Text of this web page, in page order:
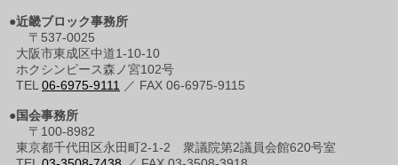
●近畿ブロック事務所
〒537-0025
大阪市東成区中道1-10-10
ホクシンピース森ノ宮102号
TEL 06-6975-9111 ／ FAX 06-6975-9115
●国会事務所
〒100-8982
東京都千代田区永田町2-1-2 衆議院第2議員会館620号室